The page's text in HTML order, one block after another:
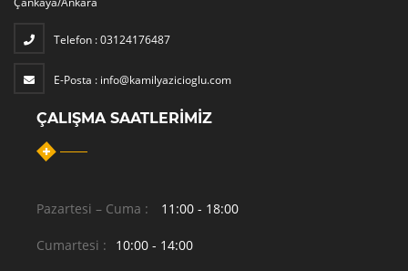
Telefon :03124176487
E-Posta : info@kamilyazicioglu.com
ÇALIŞMA SAATLERIMIZ
Pazartesi – Cuma : 11:00 - 18:00
Cumartesi : 10:00 - 14:00